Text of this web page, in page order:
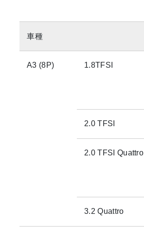
車種
A3 (8P) 1.8TFSI
2.0 TFSI
2.0 TFSI Quattro
3.2 Quattro